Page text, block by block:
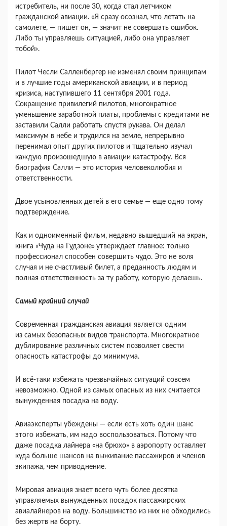
истребитель, ни после 30, когда стал летчиком
гражданской авиации. «Я сразу осознал, что летать на
самолете, — пишет он, — значит не совершать ошибок.
Либо ты управляешь ситуацией, либо она управляет
тобой».
Пилот Чесли Салленбергер не изменял своим принципам
и в лучшие годы американской авиации, и в период
кризиса, наступившего 11 сентября 2001 года.
Сокращение привилегий пилотов, многократное
уменьшение заработной платы, проблемы с кредитами не
заставили Салли работать спустя рукава. Он делал
максимум в небе и трудился на земле, непрерывно
перенимал опыт других пилотов и тщательно изучал
каждую произошедшую в авиации катастрофу. Вся
биография Салли — это история человеколюбия и
ответственности.
Двое усыновленных детей в его семье — еще одно тому
подтверждение.
Как и одноименный фильм, недавно вышедший на экран,
книга «Чуда на Гудзоне» утверждает главное: только
профессионал способен совершить чудо. Это не воля
случая и не счастливый билет, а преданность людям и
полная ответственность за ту работу, которую делаешь.
Самый крайний случай
Современная гражданская авиация является одним
из самых безопасных видов транспорта. Многократное
дублирование различных систем позволяет свести
опасность катастрофы до минимума.
И всё-таки избежать чрезвычайных ситуаций совсем
невозможно. Одной из самых опасных из них считается
вынужденная посадка на воду.
Авиаэксперты убеждены — если есть хоть один шанс
этого избежать, им надо воспользоваться. Потому что
даже посадка лайнера «на брюхо» в аэропорту оставляет
куда больше шансов на выживание пассажиров и членов
экипажа, чем приводнение.
Мировая авиация знает всего чуть более десятка
управляемых вынужденных посадок пассажирских
авиалайнеров на воду. Большинство из них не обходились
без жертв на борту.